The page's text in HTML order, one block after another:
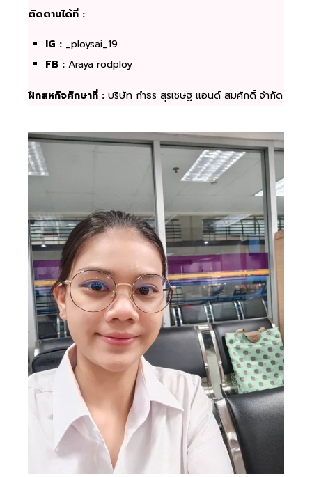
ติดตามได้ที่ :
IG : _ploysai_19
FB : Araya rodploy
ฝึกสหกิจศึกษาที่ : บริษัท กำธร สุรเชษฐ แอนด์ สมศักดิ์ จำกัด